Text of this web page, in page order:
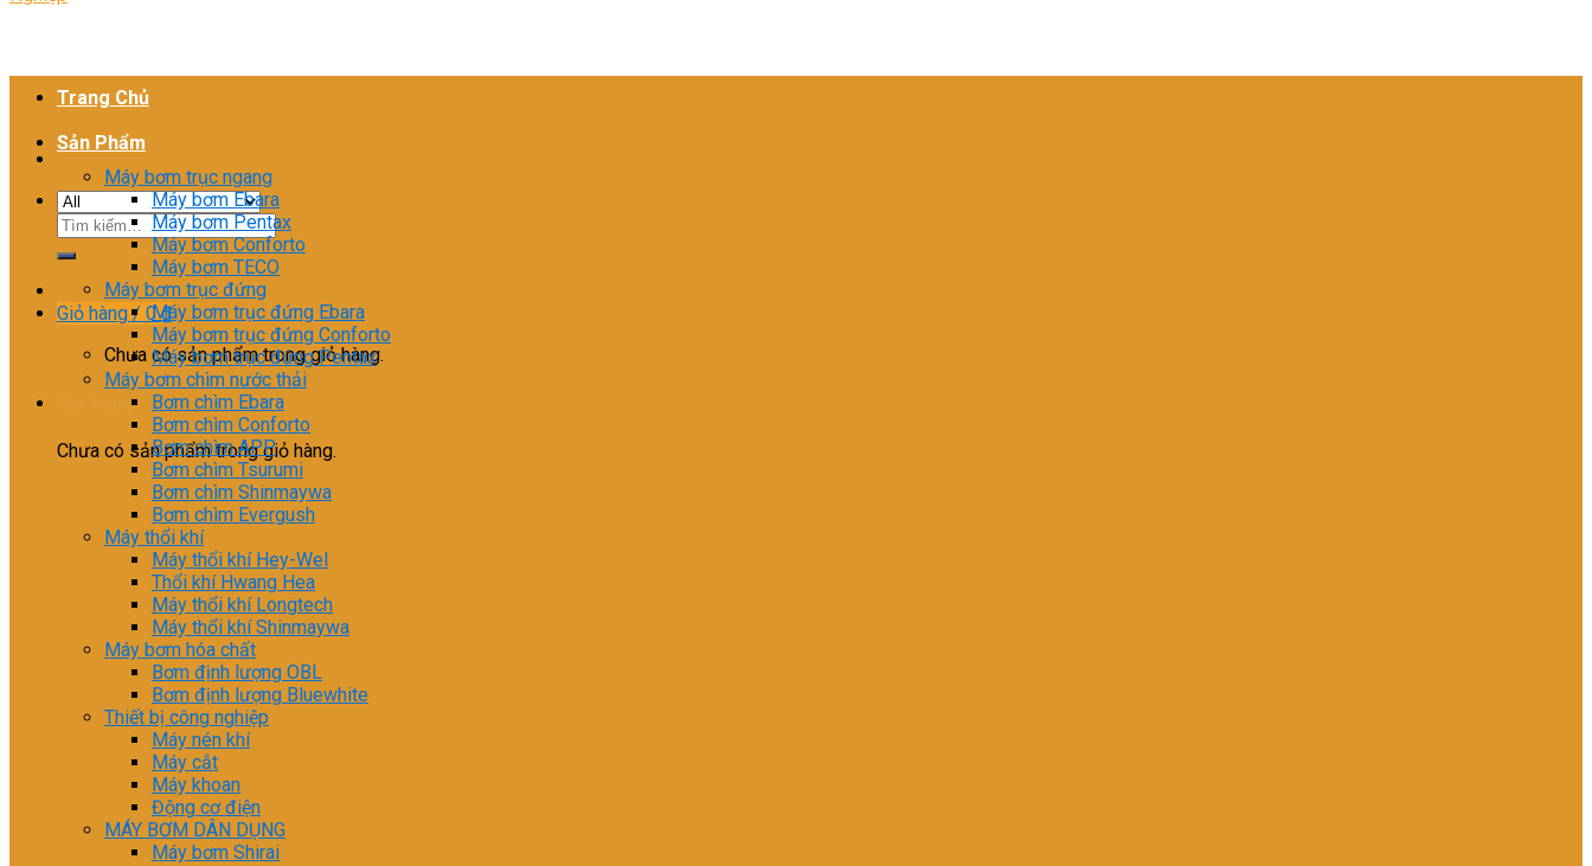
Tìm
Giỏ hàng / 0₫
Chưa có sản phẩm trong giỏ hàng.
Giỏ hàng
Chưa có sản phẩm trong giỏ hàng.
Trang Chủ
Sản Phẩm
Máy bơm trục ngang
Máy bơm Ebara
Máy bơm Pentax
Máy bơm Conforto
Máy bơm TECO
Máy bơm trục đứng
Máy bơm trục đứng Ebara
Máy bơm trục đứng Conforto
Máy bơm trục đứng Pentax
Máy bơm chìm nước thải
Bơm chìm Ebara
Bơm chìm Conforto
Bơm chìm APP
Bơm chìm Tsurumi
Bơm chìm Shinmaywa
Bơm chìm Evergush
Máy thổi khí
Máy thổi khí Hey-Wel
Thổi khí Hwang Hea
Máy thổi khí Longtech
Máy thổi khí Shinmaywa
Máy bơm hóa chất
Bơm định lượng OBL
Bơm định lượng Bluewhite
Thiết bị công nghiệp
Máy nén khí
Máy cắt
Máy khoan
Động cơ điện
MÁY BƠM DÂN DỤNG
Máy bơm Shirai